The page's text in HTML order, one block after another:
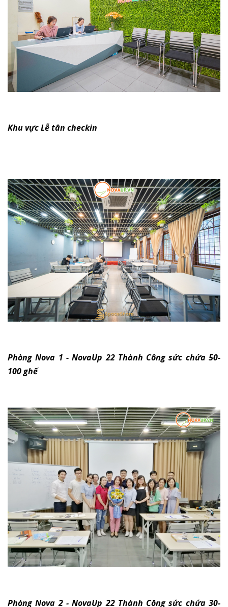
Khu vực Lễ tân checkin
Phòng Nova 1 - NovaUp 22 Thành Công sức chứa 50-
100 ghế
Phòng Nova 2 - NovaUp 22 Thành Công sức chứa 30-